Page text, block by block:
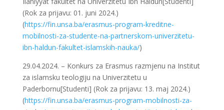
(Rok za prijavu: 01. juni 2024.)
(https://fin.unsa.ba/erasmus-program-kreditne-
mobilnosti-za-studente-na-partnerskom-univerzitetu-
ibn-haldun-fakultet-islamskih-nauka/)
29.04.2024. – Konkurs za Erasmus razmjenu na Institut
za islamsku teologiju na Univerzitetu u
Paderbornu[Studenti] (Rok za prijavu: 13. maj 2024.)
(https://fin.unsa.ba/erasmus-program-mobilnosti-za-